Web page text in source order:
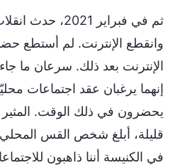
ثم في فبراير
وانقطع الإنترنت. لم أستطع
الإنترنت بعد ذلك. سرعان ما
يحضرون في ذلك الوقت. المثير
قليلة، أبلغ شخص القس المحلي
في الكنيسة أننا ذاهبون